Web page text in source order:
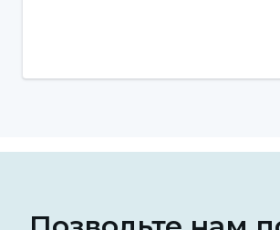
зрения исправления
устанавливается на переднюю